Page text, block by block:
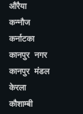
औरैया
कन्नौज
कर्नाटका
कानपुर नगर
कानपुर मंडल
केरला
कौशाम्बी